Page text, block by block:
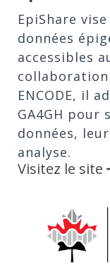
EpiShare
données
accessibles
collaboration
ENCODE, il
GA4GH pour
données,
analyse.
Visitez le site